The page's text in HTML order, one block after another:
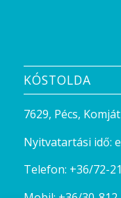
KÓSTOLDA
7629, Pécs,
Nyitvatartási idő:
Telefon: +36/72-